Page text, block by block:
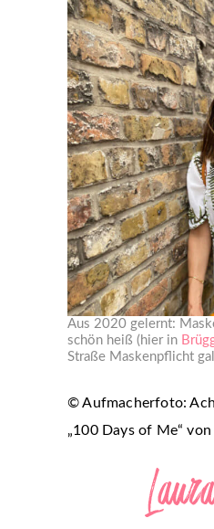
Aus 2020 gelernt:
schön heiß (hier in
Straße Maskenpflicht
© Aufmacherfoto:
„100 Days of Me“